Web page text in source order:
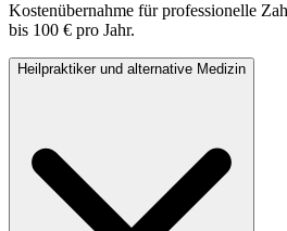
Kostenübernahme für professionelle
bis 100 € pro Jahr.
Heilpraktiker und alternative Medizin